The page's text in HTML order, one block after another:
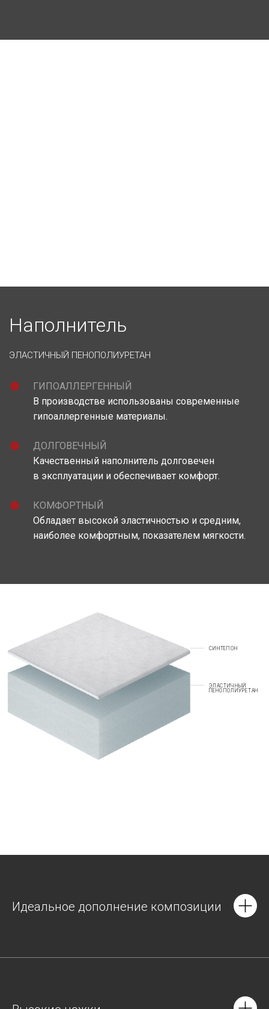
Наполнитель
ЭЛАСТИЧНЫЙ ПЕНОПОЛИУРЕТАН
ГИПОАЛЛЕРГЕННЫЙ
В производстве использованы современные
гипоаллергенные материалы.
ДОЛГОВЕЧНЫЙ
Качественный наполнитель долговечен
в эксплуатации и обеспечивает комфорт.
КОМФОРТНЫЙ
Обладает высокой эластичностью и средним,
наиболее комфортным, показателем мягкости.
СИНТЕПОН
ЭЛАСТИЧНЫЙ
ПЕНОПОЛИУРЕТАН
Идеальное дополнение композиции